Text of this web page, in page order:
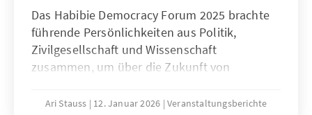
Das Habibie Democracy Forum 2025 brachte
führende Persönlichkeiten aus Politik,
Zivilgesellschaft und Wissenschaft
zusammen, um über die Zukunft von
Im Mittelpunkt standen die Umsetzung
Ari Stauss 12. Januar 2026 Veranstaltungsberichte